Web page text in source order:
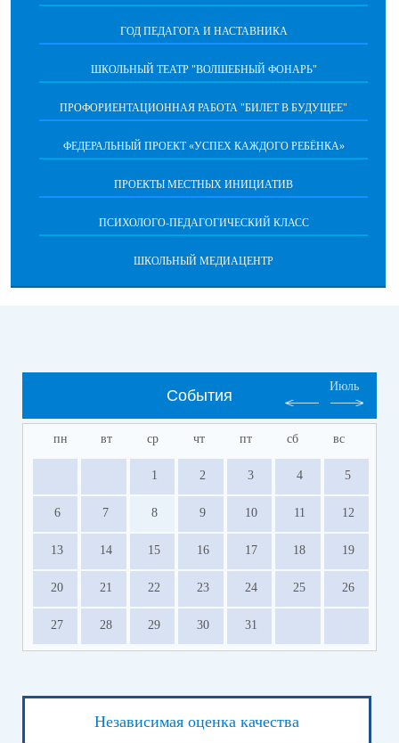
ГОД ПЕДАГОГА И НАСТАВНИКА
ШКОЛЬНЫЙ ТЕАТР "ВОЛШЕБНЫЙ ФОНАРЬ"
ПРОФОРИЕНТАЦИОННАЯ РАБОТА "БИЛЕТ В БУДУЩЕЕ"
ФЕДЕРАЛЬНЫЙ ПРОЕКТ «УСПЕХ КАЖДОГО РЕБЁНКА»
ПРОЕКТЫ МЕСТНЫХ ИНИЦИАТИВ
ПСИХОЛОГО-ПЕДАГОГИЧЕСКИЙ КЛАСС
ШКОЛЬНЫЙ МЕДИАЦЕНТР
События
Июль
пн вт ср чт пт сб вс
1 2 3 4 5
6 7 8 9 10 11 12
13 14 15 16 17 18 19
20 21 22 23 24 25 26
27 28 29 30 31
Независимая оценка качества